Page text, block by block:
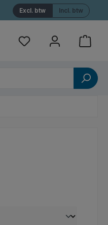
Incl. btw
Excl. btw
Referenties